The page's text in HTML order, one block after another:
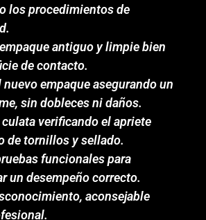
los procedimientos de
antiguo y limpie bien
de contacto.
nuevo empaque asegurando un
sin dobleces ni daños.
verificando el apriete
de tornillos y sellado.
funcionales para
un desempeño correcto.
aconsejable